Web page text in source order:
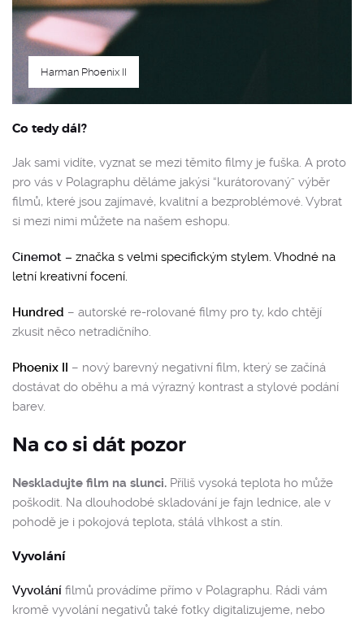
Harman Phoenix II
Co tedy dál?
Jak sami vidíte, vyznat se mezi těmito filmy je fuška. A proto
pro vás v Polagraphu děláme jakýsi “kurátorovaný” výběr
filmů, které jsou zajímavé, kvalitní a bezproblémové. Vybrat
si mezi nimi můžete na našem eshopu.
Cinemot – značka s velmi specifickým stylem. Vhodné na
letní kreativní focení.
Hundred – autorské re-rolované filmy pro ty, kdo chtějí
zkusit něco netradičního.
Phoenix II – nový barevný negativní film, který se začíná
dostávat do oběhu a má výrazný kontrast a stylové podání
barev.
Na co si dát pozor
Neskladujte film na slunci. Příliš vysoká teplota ho může
poškodit. Na dlouhodobé skladování je fajn lednice, ale v
pohodě je i pokojová teplota, stálá vlhkost a stín.
Vyvolání
Vyvolání filmů provádíme přímo v Polagraphu. Rádi vám
kromě vyvolání negativů také fotky digitalizujeme, nebo